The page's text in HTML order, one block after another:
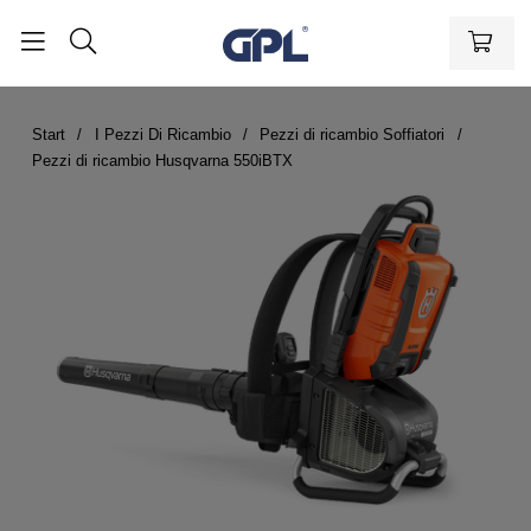
Start I Pezzi Di Ricambio
Pezzi di ricambio Soffiatori
Pezzi di ricambio Husqvarna 550iBTX